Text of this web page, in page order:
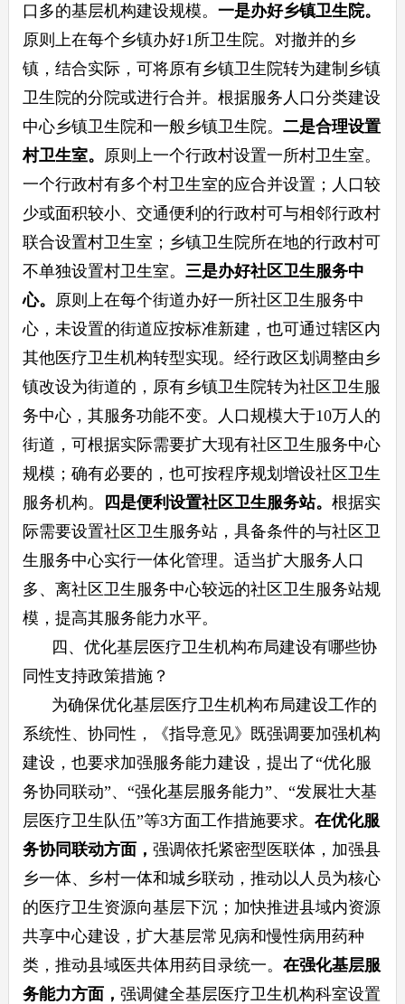
口多的基层机构建设规模。 一是办好乡镇卫生院。
原则上在每个乡镇办好1所卫生院。对撤并的乡
镇，结合实际，可将原有乡镇卫生院转为建制乡镇
卫生院的分院或进行合并。根据服务人口分类建设
中心乡镇卫生院和一般乡镇卫生院。 二是合理设置
村卫生室。
原则上一个行政村设置一所村卫生室。
一个行政村有多个村卫生室的应合并设置；人口较
少或面积较小、交通便利的行政村可与相邻行政村
联合设置村卫生室；乡镇卫生院所在地的行政村可
不单独设置村卫生室。 三是办好社区卫生服务中
心。
原则上在每个街道办好一所社区卫生服务中
心，未设置的街道应按标准新建，也可通过辖区内
其他医疗卫生机构转型实现。经行政区划调整由乡
镇改设为街道的，原有乡镇卫生院转为社区卫生服
务中心，其服务功能不变。人口规模大于10万人的
街道，可根据实际需要扩大现有社区卫生服务中心
规模；确有必要的，也可按程序规划增设社区卫生
服务机构。
四是便利设置社区卫生服务站。 根据实
际需要设置社区卫生服务站，具备条件的与社区卫
生服务中心实行一体化管理。适当扩大服务人口
多、离社区卫生服务中心较远的社区卫生服务站规
模，提高其服务能力水平。
四、优化基层医疗卫生机构布局建设有哪些协
同性支持政策措施？
为确保优化基层医疗卫生机构布局建设工作的
系统性、协同性，《指导意见》既强调要加强机构
建设，也要求加强服务能力建设，提出了“优化服
务协同联动”、“强化基层服务能力”、“发展壮大基
层医疗卫生队伍”等3方面工作措施要求。 在优化服
务协同联动方面， 强调依托紧密型医联体，加强县
乡一体、乡村一体和城乡联动，推动以人员为核心
的医疗卫生资源向基层下沉；加快推进县域内资源
共享中心建设，扩大基层常见病和慢性病用药种
类，推动县域医共体用药目录统一。 在强化基层服
务能力方面， 强调健全基层医疗卫生机构科室设置